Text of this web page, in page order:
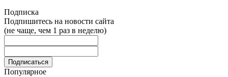
Подписка
Подпишитесь на новости сайта
(не чаще, чем 1 раз в неделю)
Популярное